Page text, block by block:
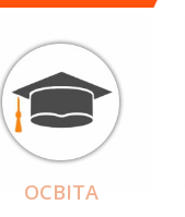
ОСВІТА